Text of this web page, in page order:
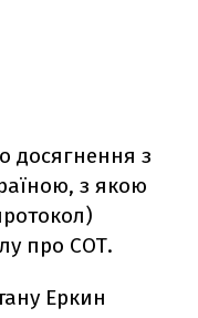
досягнення з
з якою
про СОТ.
Еркин